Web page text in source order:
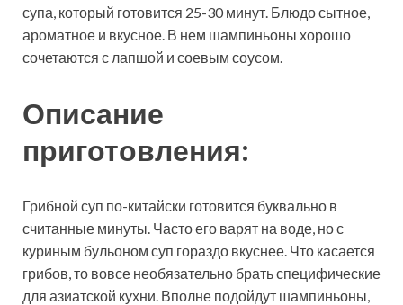
супа, который готовится 25-30 минут. Блюдо сытное,
ароматное и вкусное. В нем шампиньоны хорошо
сочетаются с лапшой и соевым соусом.
Описание
приготовления:
Грибной суп по-китайски готовится буквально в
считанные минуты. Часто его варят на воде, но с
куриным бульоном суп гораздо вкуснее. Что касается
грибов, то вовсе необязательно брать специфические
для азиатской кухни. Вполне подойдут шампиньоны,